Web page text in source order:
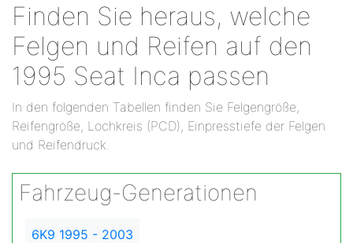
Finden Sie heraus, welche
Felgen und Reifen auf den
1995 Seat Inca passen
In den folgenden Tabellen finden Sie Felgengröße,
Reifengröße, Lochkreis (PCD), Einpresstiefe der Felgen
und Reifendruck.
Fahrzeug-Generationen
6K9 1995 - 2003